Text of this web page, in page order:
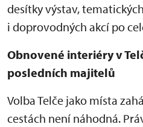
desítky výstav,
i doprovodných akcí po
Obnovené interiéry v
posledních majitelů
Volba Telče jako místa
cestách není náhodná.